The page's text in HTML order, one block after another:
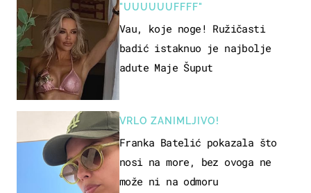
"UUUUUUFFFF"
Vau, koje noge! Ružičasti
badić istaknuo je najbolje
adute Maje Šuput
VRLO ZANIMLJIVO!
Franka Batelić pokazala što
nosi na more, bez ovoga ne
može ni na odmoru